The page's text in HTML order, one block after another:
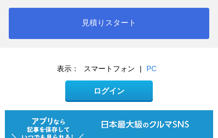
見積りスタート
表示： スマートフォン | PC
ログイン